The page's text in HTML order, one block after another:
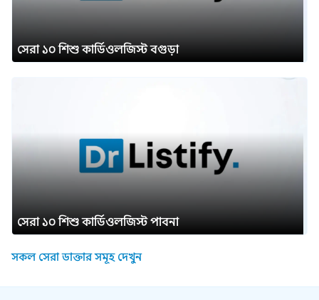
সেরা ১০ শিশু কার্ডিওলজিস্ট বগুড়া
সেরা ১০ শিশু কার্ডিওলজিস্ট পাবনা
সকল সেরা ডাক্তার সমূহ দেখুন